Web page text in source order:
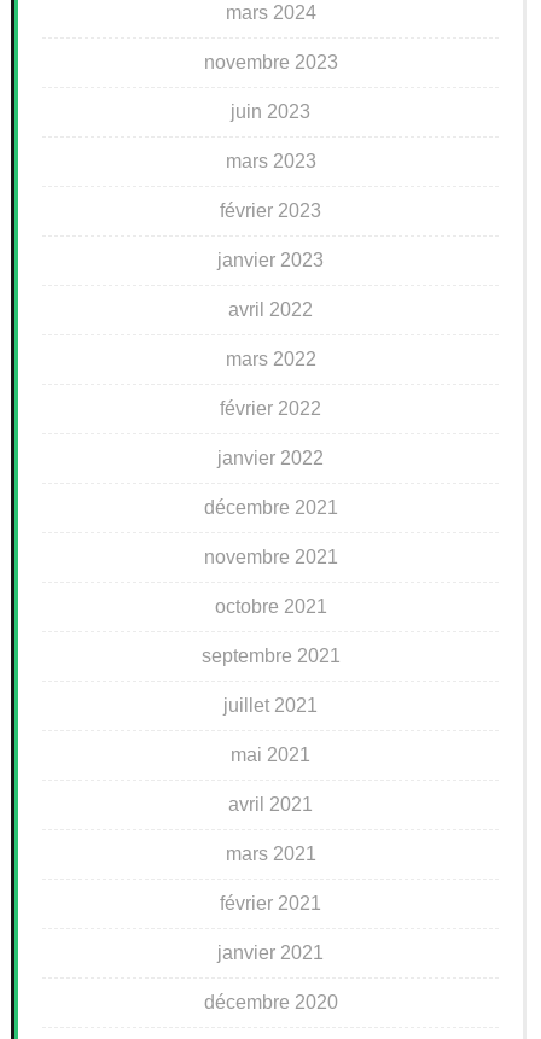
mars 2024
novembre 2023
juin 2023
mars 2023
février 2023
janvier 2023
avril 2022
mars 2022
février 2022
janvier 2022
décembre 2021
novembre 2021
octobre 2021
septembre 2021
juillet 2021
mai 2021
avril 2021
mars 2021
février 2021
janvier 2021
décembre 2020